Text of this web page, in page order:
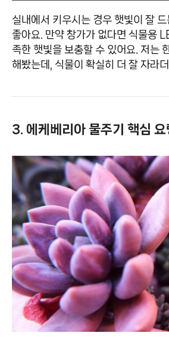
실내에서 키우시는 경우 햇빛이 잘 드
좋아요. 만약 창가가 없다면 식물용
족한 햇빛을 보충할 수 있어요. 저는
해봤는데, 식물이 확실히 더 잘 자라더
3. 에케베리아 물주기 핵심 요